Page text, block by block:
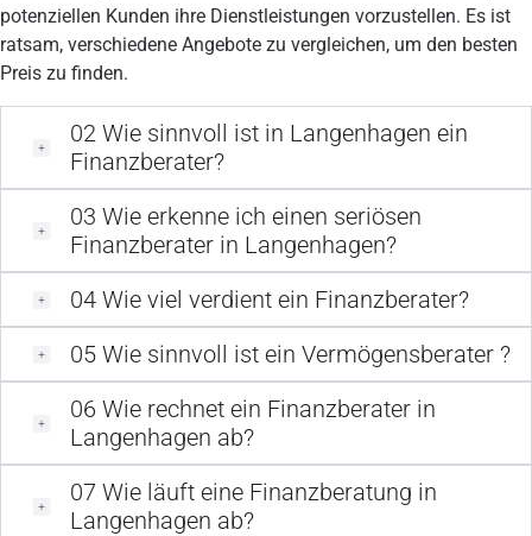
potenziellen Kunden ihre Dienstleistungen vorzustellen. Es ist
ratsam, verschiedene Angebote zu vergleichen, um den besten
Preis zu finden.
02 Wie sinnvoll ist in Langenhagen ein
Finanzberater?
03 Wie erkenne ich einen seriösen
Finanzberater in Langenhagen?
04 Wie viel verdient ein Finanzberater?
05 Wie sinnvoll ist ein Vermögensberater ?
06 Wie rechnet ein Finanzberater in
Langenhagen ab?
07 Wie läuft eine Finanzberatung in
Langenhagen ab?